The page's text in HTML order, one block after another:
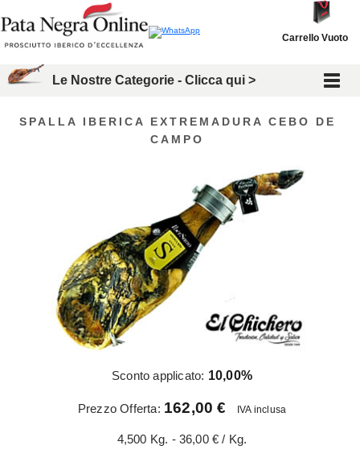
Carrello Vuoto
Le Nostre Categorie - Clicca qui >
SPALLA IBERICA EXTREMADURA CEBO DE
CAMPO
Sconto applicato: 10,00%
Prezzo Offerta: 162,00 € IVA inclusa
4,500 Kg. - 36,00 € / Kg.